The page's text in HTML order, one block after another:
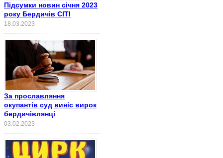
Підсумки новин січня 2023
року Бердичів СІТІ
18.03.2023
За прославляння
окупантів суд виніс вирок
бердичівлянці
03.02.2023